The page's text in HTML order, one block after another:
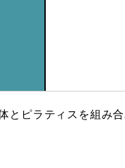
とピラティスを組み